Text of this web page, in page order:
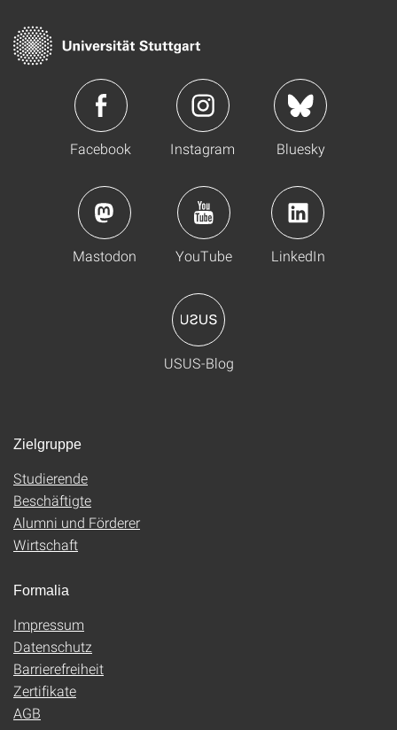
Facebook Instagram Bluesky
Mastodon YouTube LinkedIn
USUS-Blog
Zielgruppe
Studierende
Beschäftigte
Alumni und Förderer
Wirtschaft
Formalia
Impressum
Datenschutz
Barrierefreiheit
Zertifikate
AGB